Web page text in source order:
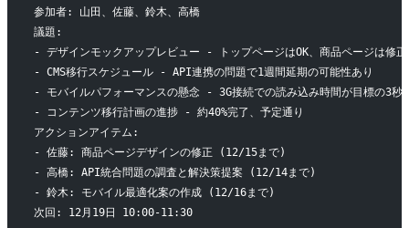
参加者: 山田、佐藤、鈴木、高橋
議題:
- デザインモックアップレビュー - トップページはOK、商品ページは修正
- CMS移行スケジュール - API連携の問題で1週間延期の可能性あり
- モバイルパフォーマンスの懸念 - 3G接続での読み込み時間が目標の3秒
- コンテンツ移行計画の進捗 - 約40%完了、予定通り
アクションアイテム:
- 佐藤: 商品ページデザインの修正 (12/15まで)
- 高橋: API統合問題の調査と解決策提案 (12/14まで)
- 鈴木: モバイル最適化案の作成 (12/16まで)
次回: 12月19日 10:00-11:30